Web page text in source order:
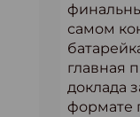
самом
главная
доклада
формате